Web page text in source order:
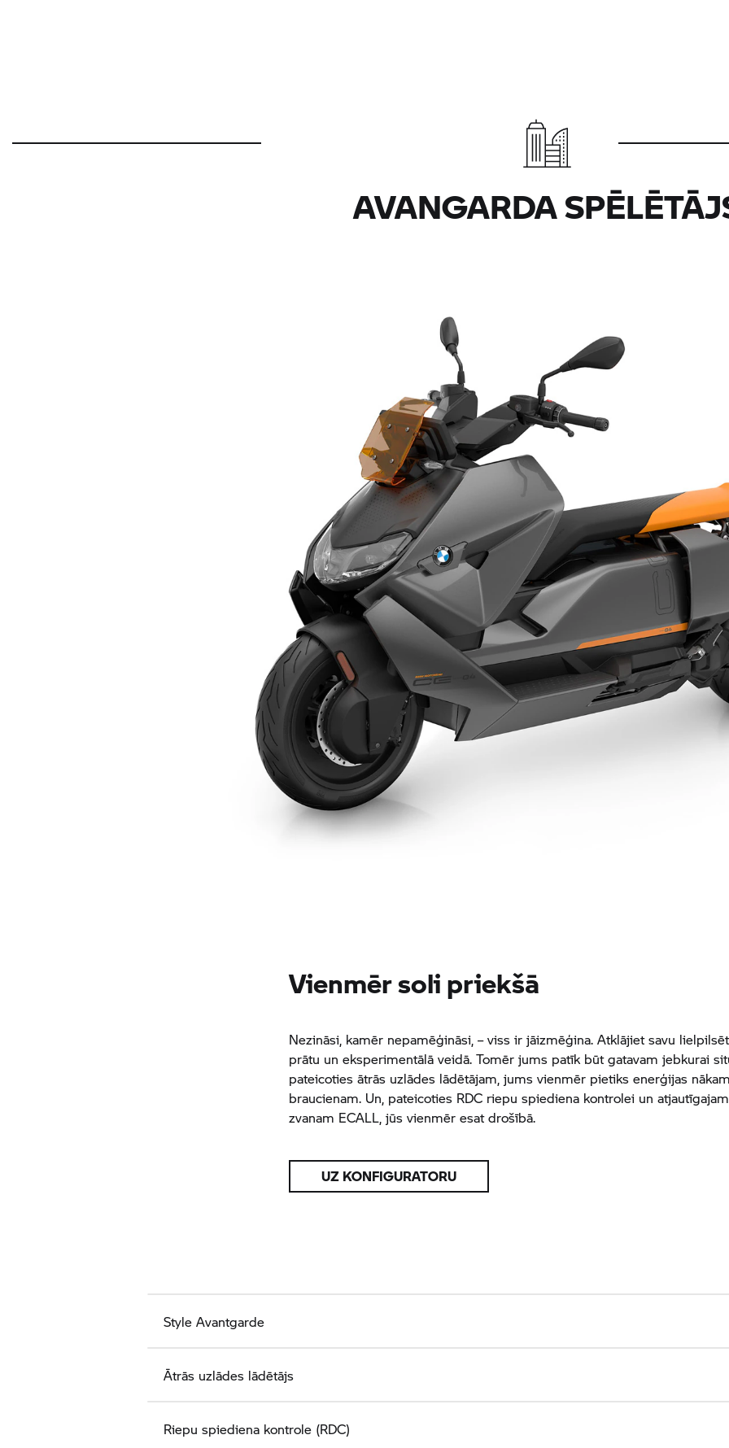
AVANGARDA
Vienmēr soli priekšā
Nezināsi, kamēr nepamēģināsi, – viss ir jāizmēģina. Atklājiet savu
prātu un eksperimentālā veidā. Tomēr jums patīk būt gatavam jebkurai
pateicoties ātrās uzlādes lādētājam, jums vienmēr pietiks enerģijas
braucienam. Un, pateicoties RDC riepu spiediena kontrolei un
zvanam ECALL, jūs vienmēr esat drošībā.
UZ KONFIGURATORU
Style Avantgarde
Ātrās uzlādes lādētājs
Riepu spiediena kontrole (RDC)